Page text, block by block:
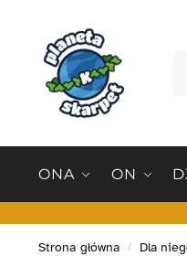
ONA ON
Strona główna / Dla